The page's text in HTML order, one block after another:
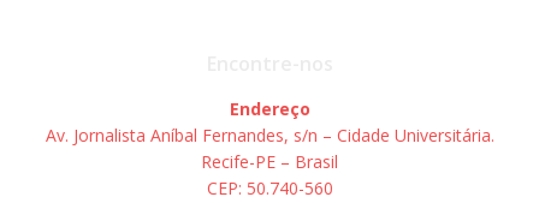
Endereço
Av. Jornalista Aníbal Fernandes, s/n – Cidade Universitária.
Recife-PE – Brasil
CEP: 50.740-560